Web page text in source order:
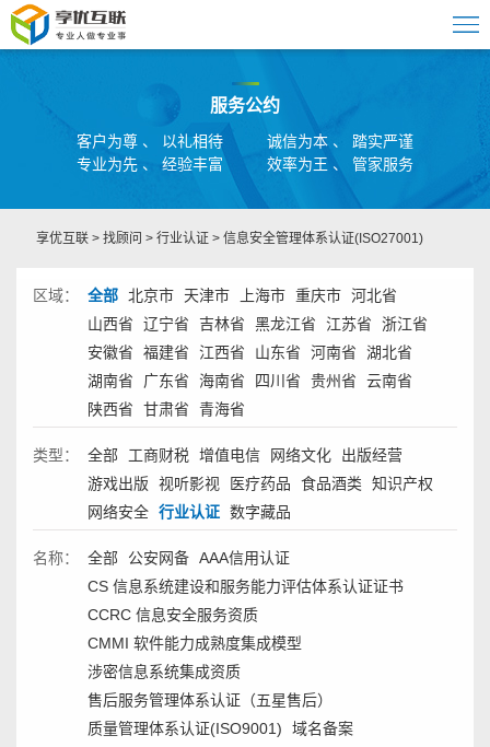
服务公约
客户为尊 、 以礼相待
诚信为本 、 踏实严谨
专业为先 、 经验丰富
效率为王 、 管家服务
享优互联 > 找顾问 > 行业认证 > 信息安全管理体系认证(ISO27001)
区域： 全部 北京市 天津市 上海市 重庆市 河北省
山西省
辽宁省 吉林省 黑龙江省 江苏省
浙江省
安徽省
福建省 江西省 山东省 河南省
湖北省
湖南省
广东省 海南省 四川省 贵州省
云南省
陕西省
甘肃省 青海省
类型： 全部 工商财税 增值电信 网络文化
出版经营
游戏出版
视听影视 医疗药品 食品酒类
知识产权
网络安全 行业认证 数字藏品
名称： 全部 公安网备 AAA信用认证
CS 信息系统建设和服务能力评估体系认证证书
CCRC 信息安全服务资质
CMMI 软件能力成熟度集成模型
涉密信息系统集成资质
售后服务管理体系认证（五星售后）
质量管理体系认证(ISO9001)
域名备案